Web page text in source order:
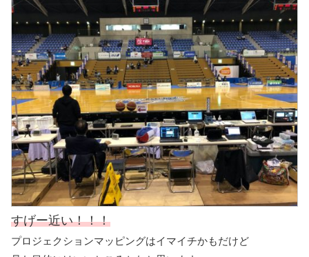
すげー近い！！！
プロジェクションマッピングはイマイチかもだけど